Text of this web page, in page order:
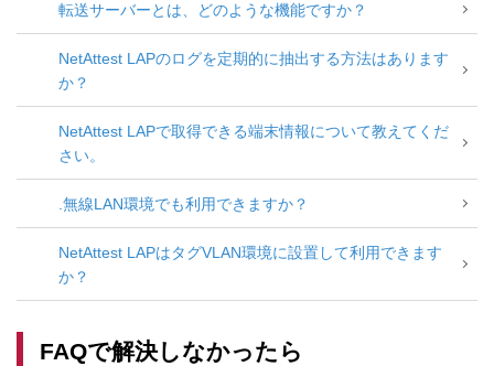
転送サーバーとは、どのような機能ですか？
NetAttest LAPのログを定期的に抽出する方法はあります
か？
NetAttest LAPで取得できる端末情報について教えてくだ
さい。
.無線LAN環境でも利用できますか？
NetAttest LAPはタグVLAN環境に設置して利用できます
か？
FAQで解決しなかったら